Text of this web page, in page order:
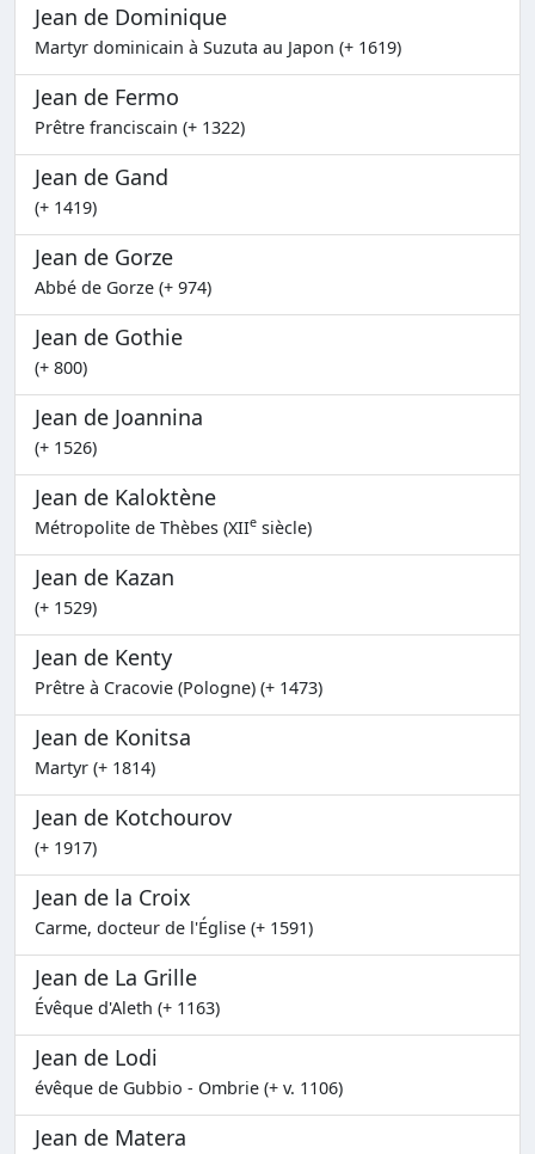
Jean de Dominique
Martyr dominicain à Suzuta au Japon (+ 1619)
Jean de Fermo
Prêtre franciscain (+ 1322)
Jean de Gand
(+ 1419)
Jean de Gorze
Abbé de Gorze (+ 974)
Jean de Gothie
(+ 800)
Jean de Joannina
(+ 1526)
Jean de Kaloktène
Métropolite de Thèbes (XIIe siècle)
Jean de Kazan
(+ 1529)
Jean de Kenty
Prêtre à Cracovie (Pologne) (+ 1473)
Jean de Konitsa
Martyr (+ 1814)
Jean de Kotchourov
(+ 1917)
Jean de la Croix
Carme, docteur de l'Église (+ 1591)
Jean de La Grille
Évêque d'Aleth (+ 1163)
Jean de Lodi
évêque de Gubbio - Ombrie (+ v. 1106)
Jean de Matera